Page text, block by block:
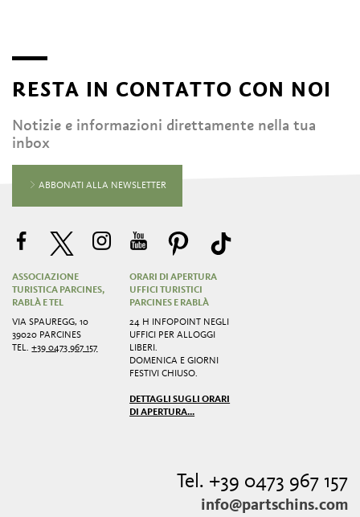
RESTA IN CONTATTO CON NOI
Notizie e informazioni direttamente nella tua
inbox
ABBONATI ALLA NEWSLETTER
ASSOCIAZIONE
TURISTICA PARCINES,
RABLÀ E TEL
VIA SPAUREGG, 10
39020 PARCINES
TEL.+39 0473 967 157
ORARI DI APERTURA
UFFICI TURISTICI
PARCINES E RABLÀ
24 H INFOPOINT NEGLI
UFFICI PER ALLOGGI
LIBERI.
DOMENICA E GIORNI
FESTIVI CHIUSO.
DETTAGLI SUGLI ORARI
DI APERTURA...
Tel. +39 0473 967 157
info@partschins.com